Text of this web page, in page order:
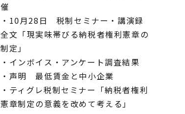
催
10月28日 税制セミナー・講演録
全文「現実味帯びる納税者権利憲章の
制定」
インボイス・アンケート調査結果
声明 最低賃金と中小企業
ティグレ税制セミナー「納税者権利
憲章制定の意義を改めて考える」